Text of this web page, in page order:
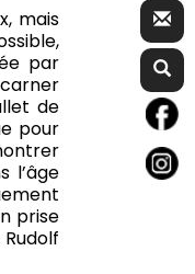
mais
par
de
pour
l’âge
prise